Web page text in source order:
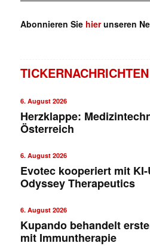
Abonnieren Sie hierunseren
TICKERNACHRICHTEN
6. August 2026
Herzklappe:
Österreich
6. August 2026
Evotec kooperiert mit
Odyssey Therapeutics
6. August 2026
Kupando behandelt
mit Immuntherapie